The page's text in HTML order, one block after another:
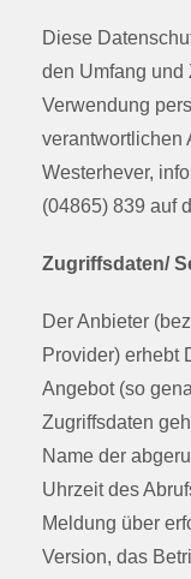
Diese
den Umfang und
Verwendung
verantwortlichen
Westerhever,
(04865) 839 auf
Zugriffsdaten/
Der Anbieter
Provider) erhebt
Angebot (so
Zugriffsdaten
Name der
Uhrzeit des
Meldung über
Version, das